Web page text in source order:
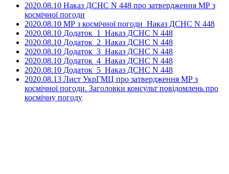
2020.08.10 Наказ ДСНС N 448 про затвердження МР з
космiчної погоди
2020.08.10 МР з космiчної погоди_Наказ ДСНС N 448
2020.08.10 Додаток_1_Наказ ДСНС N 448
2020.08.10 Додаток_2_Наказ ДСНС N 448
2020.08.10 Додаток_3_Наказ ДСНС N 448
2020.08.10 Додаток_4_Наказ ДСНС N 448
2020.08.10 Додаток_5_Наказ ДСНС N 448
2020.08.13 Лист УкрГМЦ про затвердження МР з
космiчної погоди. Заголовки консульт повідомлень про
космічну погоду